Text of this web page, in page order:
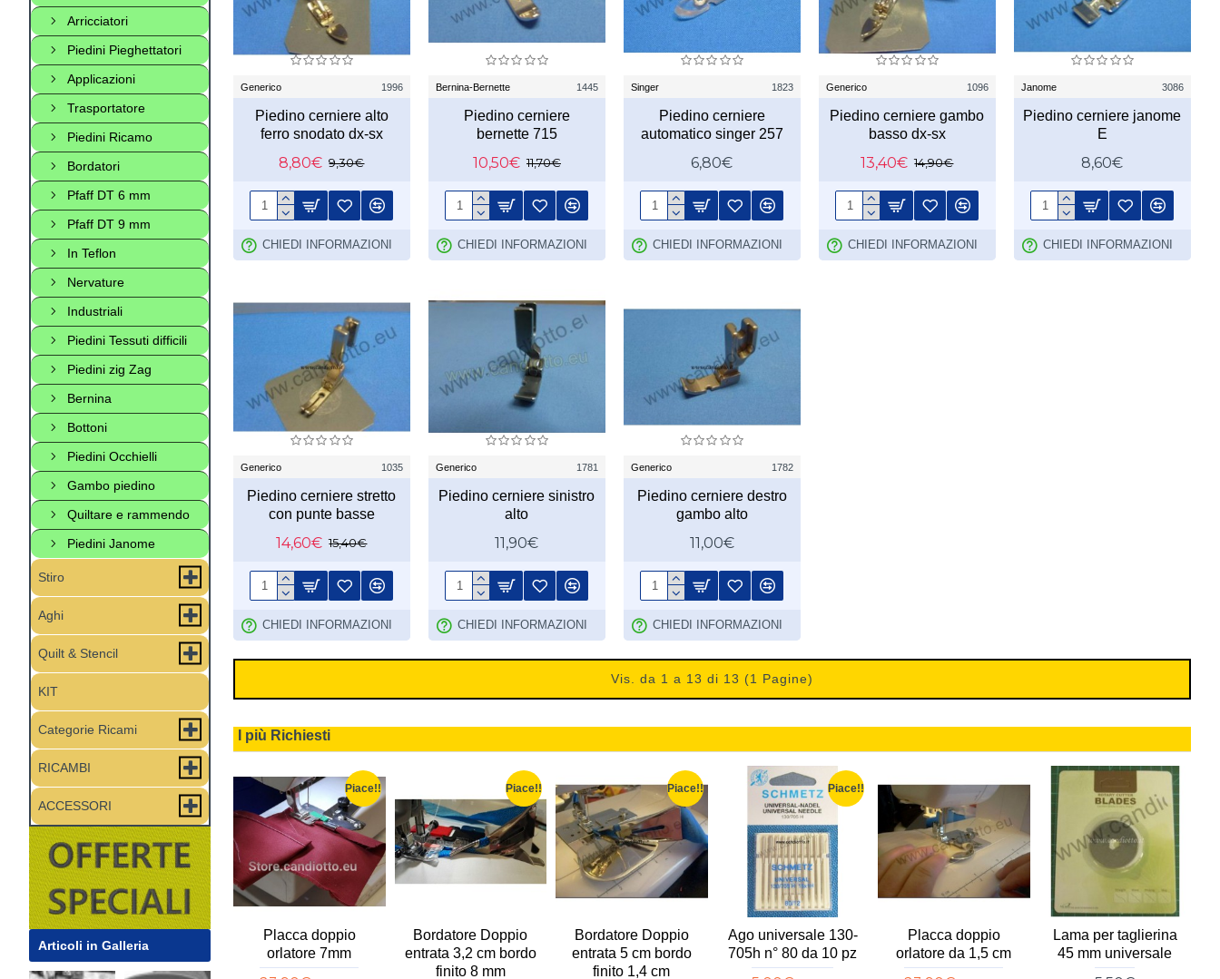
Arricciatori
Piedini Pieghettatori
Applicazioni
Trasportatore
Piedini Ricamo
Bordatori
Pfaff DT 6 mm
Pfaff DT 9 mm
In Teflon
Nervature
Industriali
Piedini Tessuti difficili
Piedini zig Zag
Bernina
Bottoni
Piedini Occhielli
Gambo piedino
Quiltare e rammendo
Piedini Janome
Stiro
Aghi
Quilt & Stencil
KIT
Categorie Ricami
RICAMBI
ACCESSORI
Articoli in Galleria
Generico 1996
Piedino cerniere alto
ferro snodato dx-sx
8,80€ 9,30€
CHIEDI INFORMAZIONI
Bernina-Bernette 1445
Piedino cerniere
bernette 715
10,50€ 11,70€
CHIEDI INFORMAZIONI
Singer 1823
Piedino cerniere
automatico singer 257
6,80€
CHIEDI INFORMAZIONI
Generico 1096
Piedino cerniere gambo
basso dx-sx
13,40€ 14,90€
CHIEDI INFORMAZIONI
Janome 3086
Piedino cerniere janome
E
8,60€
CHIEDI INFORMAZIONI
Generico 1035
Piedino cerniere stretto
con punte basse
14,60€ 15,40€
CHIEDI INFORMAZIONI
Generico 1781
Piedino cerniere sinistro
alto
11,90€
CHIEDI INFORMAZIONI
Generico 1782
Piedino cerniere destro
gambo alto
11,00€
CHIEDI INFORMAZIONI
Vis. da 1 a 13 di 13 (1 Pagine)
I più Richiesti
Piace!! Piace!!
Copri asse modello
Foppapedretti
Piace!!
Placca doppio
orlatore 7mm
Piace!!
Bordatore Doppio
entrata 3,2 cm bordo
finito 8 mm
Piace!!
Bordatore Doppio
entrata 5 cm bordo
finito 1,4 cm
Piace!!
Ago universale 130-
705h n° 80 da 10 pz
Placca doppio
orlatore da 1,5 cm
Lama per taglierina
45 mm universale